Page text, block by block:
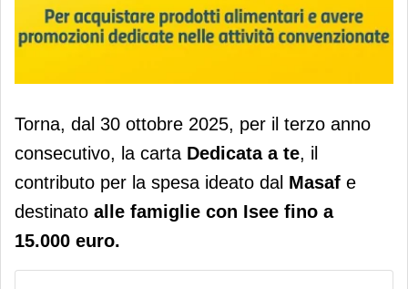
"Dedicata a te" è ripartita.
Lollobrigida: si continua anche nel
2026 e 2027
Torna, dal 30 ottobre 2025, per il terzo anno
consecutivo, la carta Dedicata a te, il
contributo per la spesa ideato dal Masaf e
destinato alle famiglie con Isee fino a
15.000 euro.